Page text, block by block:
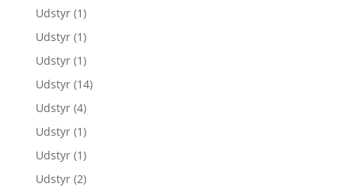
Udstyr (1)
Udstyr (1)
Udstyr (1)
Udstyr (14)
Udstyr (4)
Udstyr (1)
Udstyr (1)
Udstyr (2)